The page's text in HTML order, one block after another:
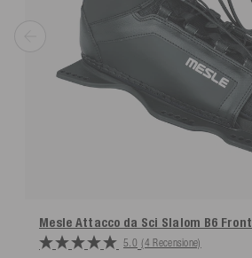
Mesle Attacco da Sci Slalom B6 Front
5.0 (4 Recensione)